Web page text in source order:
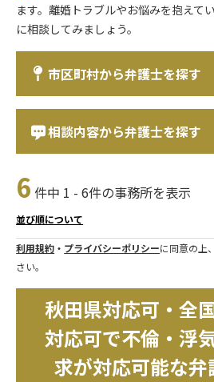
ます。離婚トラブルやお悩みを抱えて
に相談してみましょう。
市区町村から弁護士を探す
相談内容から弁護士を探す
6 件中 1 - 6件の事務所を表示
並び順について
利用規約 ・ プライバシーポリシーに同意の上
さい。
秋田県対応可・全
対応可で不倫・浮
求が対応可能な